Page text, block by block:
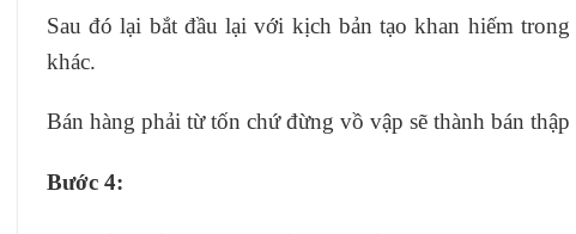
Sau đó lại bắt đầu lại với kịch bản tạo khan hiếm
khác.
Bán hàng phải từ tốn chứ đừng vồ vập sẽ thành bán
Bước 4: